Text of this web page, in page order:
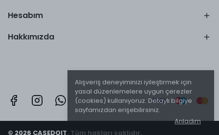
Alışveriş deneyiminizi iyileştirmek için
yasal düzenlemelere uygun çerezler
(cookies) kullanıyoruz. Detaylı bilgiye
sayfamızdan erişebilirsiniz.
Anladım
Hesabım
Hakkımızda
© 2026 CASEDOIT. Tüm hakları saklıdır.